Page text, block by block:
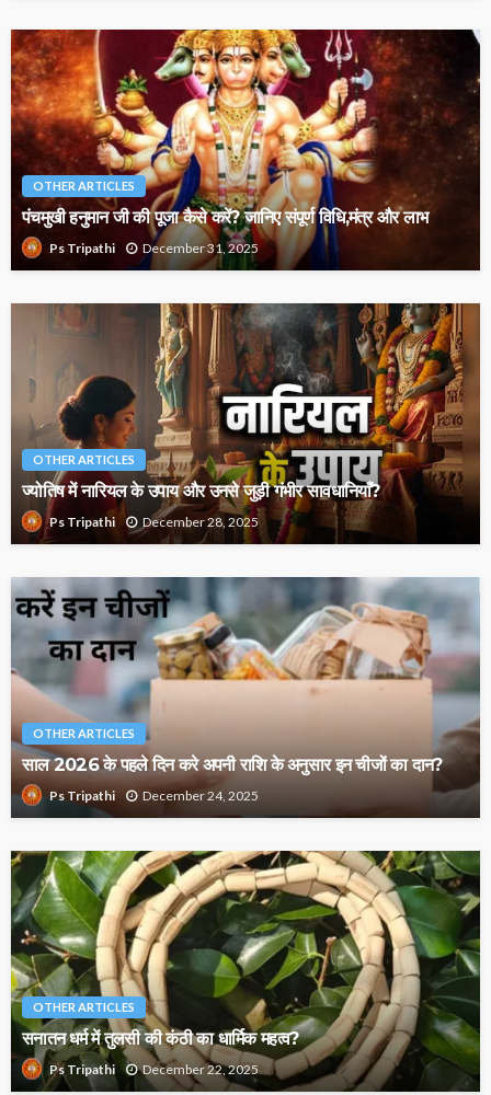
OTHER ARTICLES
पंचमुखी हनुमान जी की पूजा कैसे करें? जानिए संपूर्ण विधि,मंत्र और लाभ
Ps Tripathi December 31, 2025
OTHER ARTICLES
ज्योतिष में नारियल के उपाय और उनसे जुड़ी गंभीर सावधानियाँ?
Ps Tripathi December 28, 2025
OTHER ARTICLES
साल 2026 के पहले दिन करे अपनी राशि के अनुसार इन चीजों का दान?
Ps Tripathi December 24, 2025
OTHER ARTICLES
सनातन धर्म में तुलसी की कंठी का धार्मिक महत्व?
Ps Tripathi December 22, 2025